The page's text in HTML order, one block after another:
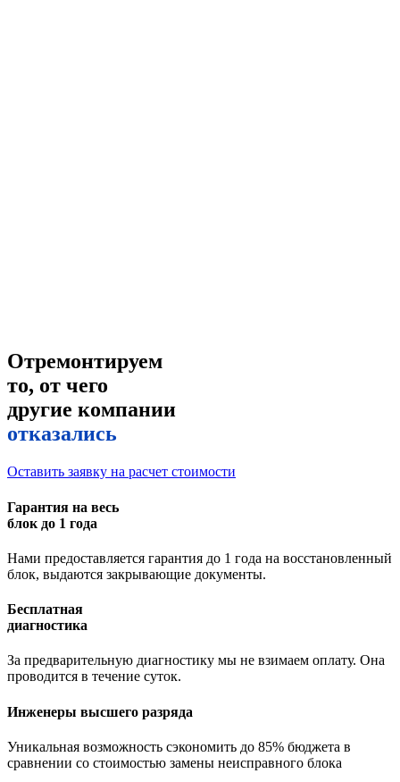
Отремонтируем
то, от чего
другие компании
отказались
Оставить заявку на расчет стоимости
Гарантия на весь
блок до 1 года
Нами предоставляется гарантия до 1 года на восстановленный
блок, выдаются закрывающие документы.
Бесплатная
диагностика
За предварительную диагностику мы не взимаем оплату. Она
проводится в течение суток.
Инженеры высшего разряда
Уникальная возможность сэкономить до 85% бюджета в
сравнении со стоимостью замены неисправного блока